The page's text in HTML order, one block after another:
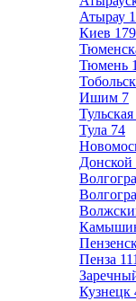
Атырау
Киев 179
Тюмень
Тобольск
Ишим 7
Тула 74
Донской
Пенза 111
Кузнецк